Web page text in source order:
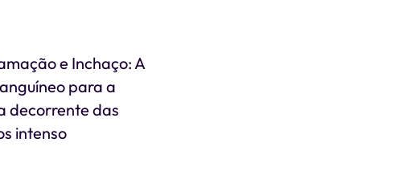
e Inchaço: A
para a
decorrente das
intenso